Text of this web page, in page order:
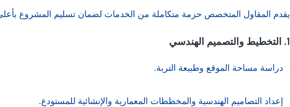
يقدم المقاول المتخصص حزمة متكاملة من الخدمات لضمان تسليم المشروع
1. التخطيط والتصميم الهندسي
دراسة مساحة الموقع وطبيعة التربة.
إعداد التصاميم الهندسية والمخططات المعمارية والإنشائية للمستودع.